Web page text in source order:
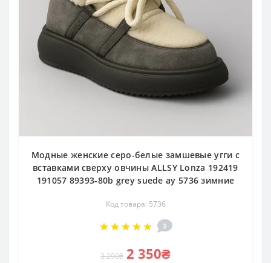
Модные женские серо-белые замшевые угги с
вставками сверху овчины ALLSY Lonza 192419
191057 89393-80b grey suede ay 5736 зимние
Код товара: 5736
3
3 290₴ 2 350₴